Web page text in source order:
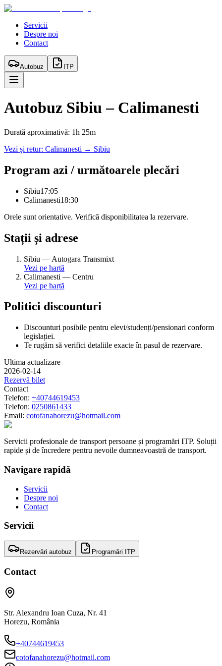
Servicii
Despre noi
Contact
Autobuz ITP
Autobuz Sibiu – Calimanesti
Durată aproximativă: 1h 25m
Vezi și retur: Calimanesti → Sibiu
Program azi / următoarele plecări
Sibiu17:05
Calimanesti18:30
Orele sunt orientative. Verifică disponibilitatea la rezervare.
Stații și adrese
Sibiu — Autogara Transmixt
Vezi pe hartă
Calimanesti — Centru
Vezi pe hartă
Politici discounturi
Discounturi posibile pentru elevi/studenți/pensionari conform
legislației.
Te rugăm să verifici detaliile exacte în pasul de rezervare.
Ultima actualizare
2026-02-14
Rezervă bilet
Contact
Telefon: +40744619453
Telefon: 0250861433
Email: cotofanahorezu@hotmail.com
Servicii profesionale de transport persoane și programări ITP. Soluții
rapide și de încredere pentru nevoile dumneavoastră de transport.
Navigare rapidă
Servicii
Despre noi
Contact
Servicii
Rezervări autobuz Programări ITP
Contact
Str. Alexandru Ioan Cuza, Nr. 41
Horezu, România
+40744619453
cotofanahorezu@hotmail.com